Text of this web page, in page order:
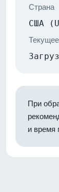
Страна
США
При
и время